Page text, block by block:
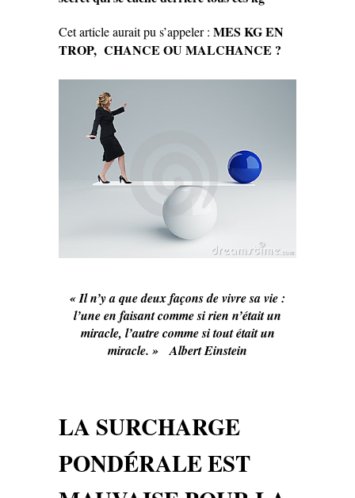
Cet article aurait pu s’appeler : MES KG EN
TROP, CHANCE OU MALCHANCE ?
« Il n’y a que deux façons de vivre sa vie :
l’une en faisant comme si rien n’était un
miracle, l’autre comme si tout était un
miracle. »
Albert Einstein
LA SURCHARGE
PONDÉRALE EST